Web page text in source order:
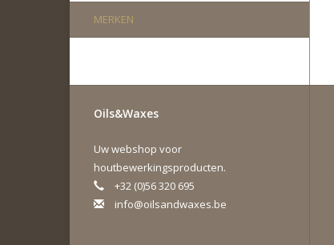
MERKEN
Oils&Waxes
Uw webshop voor
houtbewerkingsproducten.
+32 (0)56 320 695
info@oilsandwaxes.be